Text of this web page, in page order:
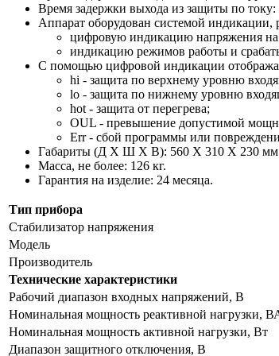
Время задержки выхода из защиты по току:
Аппарат оборудован системой
цифровую индикацию напряжения на
индикацию режимов работы и
С помощью цифровой индикации
hi - защита по верхнему уровню
lo - защита по нижнему уровню
hot - защита от перегрева;
OUL - превышение допустимой
Err - сбой программы или
Габариты (Д Х Ш Х В): 560 X 310 X 230 мм
Масса, не более: 126 кг.
Гарантия на изделие: 24 месяца.
Тип прибора
Стабилизатор напряжения
Модель
Производитель
Технические характеристики
Рабочий диапазон входных напряжений, В
Номинальная мощность реактивной нагрузки,
Номинальная мощность активной нагрузки, Вт
Диапазон защитного отключения, В